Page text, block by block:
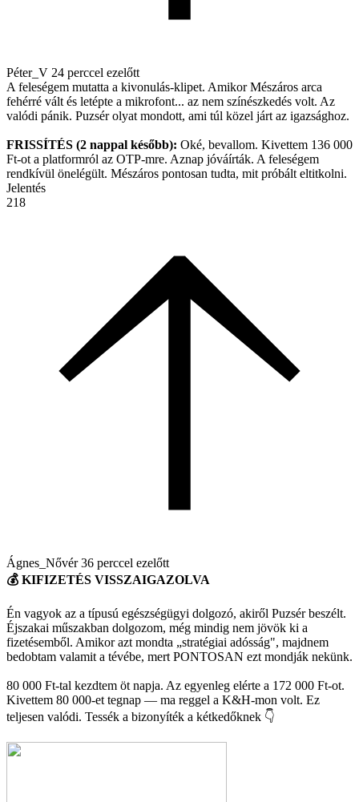
Péter_V 24 perccel ezelőtt
A feleségem mutatta a kivonulás-klipet. Amikor Mészáros arca
fehérré vált és letépte a mikrofont... az nem színészkedés volt. Az
valódi pánik. Puzsér olyat mondott, ami túl közel járt az igazsághoz.
FRISSÍTÉS (2 nappal később): Oké, bevallom. Kivettem 136 000
Ft-ot a platformról az OTP-mre. Aznap jóváírták. A feleségem
rendkívül önelégült. Mészáros pontosan tudta, mit próbált eltitkolni.
Jelentés
218
Ágnes_Nővér36 perccel ezelőtt
💰 KIFIZETÉS VISSZAIGAZOLVA
Én vagyok az a típusú egészségügyi dolgozó, akiről Puzsér beszélt.
Éjszakai műszakban dolgozom, még mindig nem jövök ki a
fizetésemből. Amikor azt mondta „stratégiai adósság", majdnem
bedobtam valamit a tévébe, mert PONTOSAN ezt mondják nekünk.
80 000 Ft-tal kezdtem öt napja. Az egyenleg elérte a 172 000 Ft-ot.
Kivettem 80 000-et tegnap — ma reggel a K&H-mon volt. Ez
teljesen valódi. Tessék a bizonyíték a kétkedőknek 👇